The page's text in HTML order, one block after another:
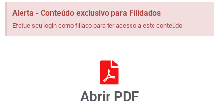
Alerta - Conteúdo exclusivo para Filidados
Efetue seu login como filiado para ter acesso a este conteúdo
Abrir PDF